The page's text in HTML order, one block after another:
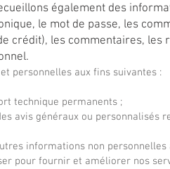
également des
le mot de passe, les
crédit), les commentaires, les
personnelles aux fins suivantes :
technique permanents ;
avis généraux ou personnalisés
informations non
pour fournir et améliorer nos